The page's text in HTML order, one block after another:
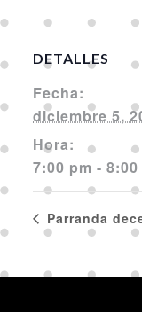
DETALLES
Fecha:
diciembre 5,
Hora:
7:00 pm - 8:00
Parranda